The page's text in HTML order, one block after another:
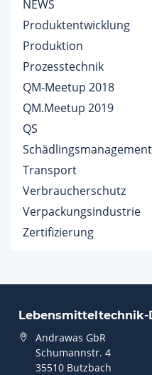
NEWS
Produktentwicklung
Produktion
Prozesstechnik
QM-Meetup 2018
QM.Meetup 2019
QS
Schädlingsmanagement
Transport
Verbraucherschutz
Verpackungsindustrie
Zertifizierung
Lebensmitteltechnik-
Andrawas GbR
Schumannstr. 4
35510 Butzbach